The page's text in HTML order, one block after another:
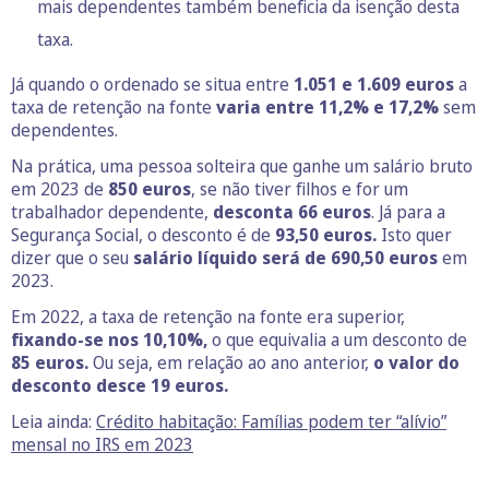
mais dependentes também beneficia da isenção desta
taxa.
Já quando o ordenado se situa entre 1.051 e 1.609 eurosa
taxa de retenção na fonte varia entre 11,2% e 17,2%sem
dependentes.
Na prática, uma pessoa solteira que ganhe um salário bruto
em 2023 de 850 euros, se não tiver filhos e for um
trabalhador dependente, desconta 66 euros. Já para a
Segurança Social, o desconto é de 93,50 euros. Isto quer
dizer que o seu salário líquido será de 690,50 eurosem
2023.
Em 2022, a taxa de retenção na fonte era superior,
fixando-se nos 10,10%,o que equivalia a um desconto de
85 euros.Ou seja, em relação ao ano anterior, o valor do
desconto desce 19 euros.
Leia ainda: Crédito habitação: Famílias podem ter “alívio”
mensal no IRS em 2023